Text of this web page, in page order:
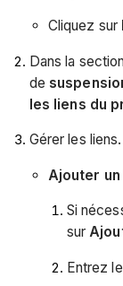
Cliquez sur
Dans la
de
les liens du
Gérer les liens.
Ajouter un
Si
sur
Entrez le